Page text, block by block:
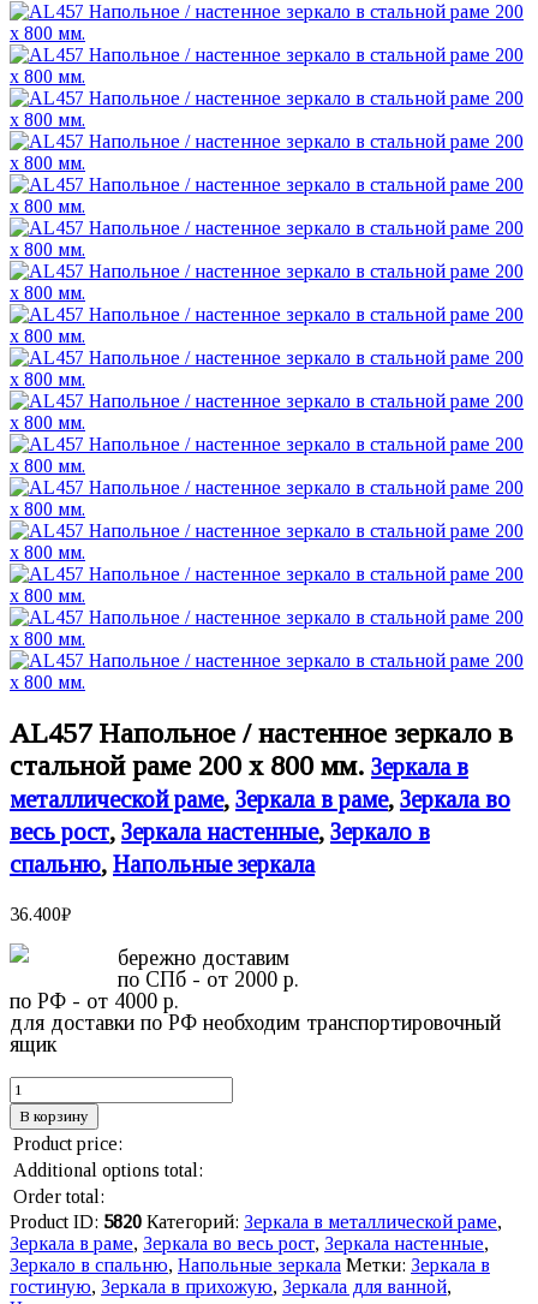
AL457 Напольное / настенное зеркало в
стальной раме 200 х 800 мм. Зеркала в
металлической раме, Зеркала в раме, Зеркала во
весь рост, Зеркала настенные, Зеркало в
спальню, Напольные зеркала
36.400₽
бережно доставим
по СПб - от 2000 р.
по РФ - от 4000 р.
для доставки по РФ необходим транспортировочный
ящик
В корзину
Product price:
Additional options total:
Order total:
Product ID: 5820 Категорий: Зеркала в металлической раме,
Зеркала в раме, Зеркала во весь рост, Зеркала настенные,
Зеркало в спальню, Напольные зеркала Метки: Зеркала в
гостиную, Зеркала в прихожую, Зеркала для ванной,